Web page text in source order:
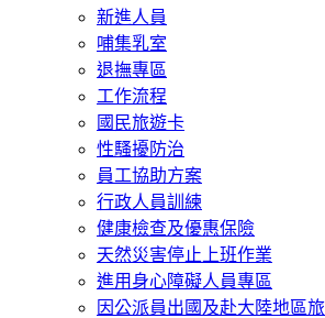
新進人員
哺集乳室
退撫專區
工作流程
國民旅遊卡
性騷擾防治
員工協助方案
行政人員訓練
健康檢查及優惠保險
天然災害停止上班作業
進用身心障礙人員專區
因公派員出國及赴大陸地區